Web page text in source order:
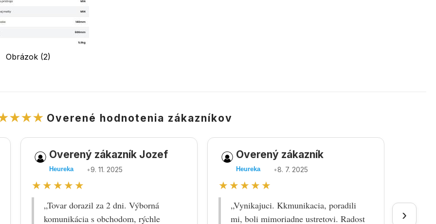
Obrázok (2)
Overené hodnotenia zákazníkov
Overený zákazník Jozef
Heureka •9. 11. 2025
★★★★★
„Tovar dorazil za 2 dni. Výborná
komunikácia s obchodom, rýchle
Overený zákazník
Heureka •8. 7. 2025
★★★★★
„Vynikajuci. Kkmunikacia, poradili
mi, boli mimoriadne ustretovi. Radost
›